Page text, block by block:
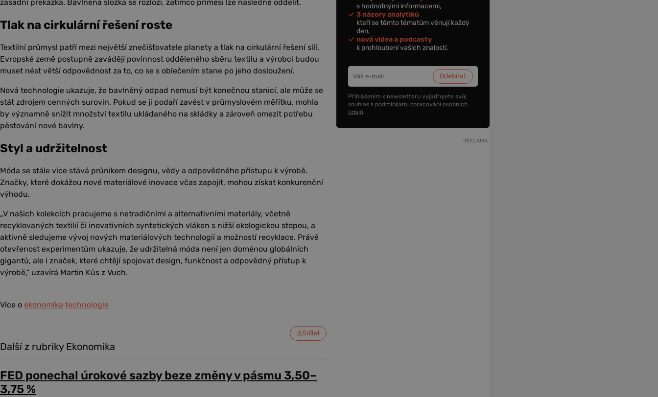
zásadní překážka. Bavlněná složka se rozloží, zatímco příměsi lze následně oddělit.
Tlak na cirkulární řešení roste
Textilní průmysl patří mezi největší znečišťovatele planety a tlak na cirkulární řešení sílí.
Evropské země postupně zavádějí povinnost odděleného sběru textilu a výrobci budou
muset nést větší odpovědnost za to, co se s oblečením stane po jeho dosloužení.
Nová technologie ukazuje, že bavlněný odpad nemusí být konečnou stanicí, ale může se
stát zdrojem cenných surovin. Pokud se ji podaří zavést v průmyslovém měřítku, mohla
by významně snížit množství textilu ukládaného na skládky a zároveň omezit potřebu
pěstování nové bavlny.
Styl a udržitelnost
Móda se stále více stává průnikem designu, vědy a odpovědného přístupu k výrobě.
Značky, které dokážou nové materiálové inovace včas zapojit, mohou získat konkurenční
výhodu.
„V našich kolekcích pracujeme s netradičními a alternativními materiály, včetně
recyklovaných textilií či inovativních syntetických vláken s nižší ekologickou stopou, a
aktivně sledujeme vývoj nových materiálových technologií a možností recyklace. Právě
otevřenost experimentům ukazuje, že udržitelná móda není jen doménou globálních
gigantů, ale i značek, které chtějí spojovat design, funkčnost a odpovědný přístup k
výrobě,“ uzavírá Martin Kůs z Vuch.
Více o ekonomika technologie
Sdílet
Další z rubriky Ekonomika
FED ponechal úrokové sazby beze změny v pásmu 3,50–
3,75 %
s hodnotnými informacemi,
3 názory analytiků
kteří se těmto tématům věnují každý
den,
nová videa a podcasty
k prohloubení vašich znalostí.
Přihlášením k newsletteru vyjadřujete svůj
souhlas s podmínkami zpracování osobních
údajů.
REKLAMA